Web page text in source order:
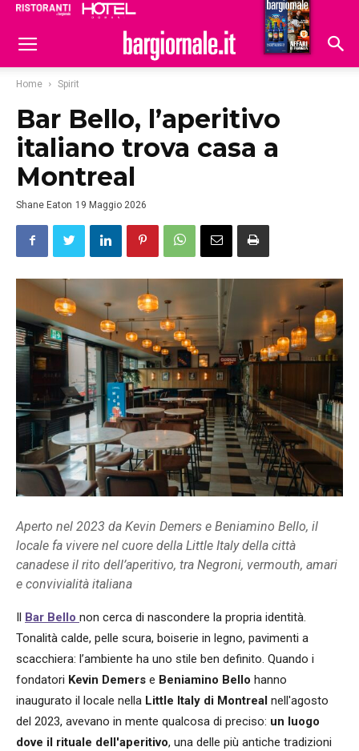
Hoteldomani
Home Spirit
Bar Bello, l’aperitivo
italiano trova casa a
Montreal
Shane Eaton 19 Maggio 2026
Aperto nel 2023 da Kevin Demers e Beniamino Bello, il
locale fa vivere nel cuore della Little Italy della città
canadese il rito dell’aperitivo, tra Negroni, vermouth, amari
e convivialità italiana
Il Bar Bello non cerca di nascondere la propria identità.
Tonalità calde, pelle scura, boiserie in legno, pavimenti a
scacchiera: l’ambiente ha uno stile ben definito. Quando i
fondatori Kevin Demers e Beniamino Bello hanno
inaugurato il locale nella Little Italy di Montreal nell'agosto
del 2023, avevano in mente qualcosa di preciso: un luogo
dove il rituale dell'aperitivo, una delle più antiche tradizioni